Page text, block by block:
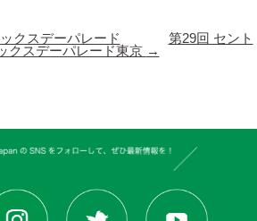
クスデーパレード
第29回 セント
クスデーパレード東京 →